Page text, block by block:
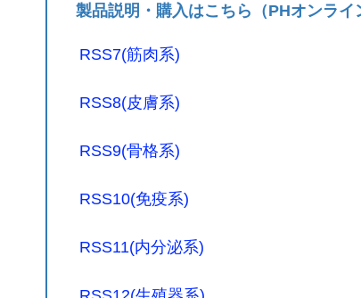
製品説明・購入はこちら（PHオンライ
RSS7(筋肉系)
RSS8(皮膚系)
RSS9(骨格系)
RSS10(免疫系)
RSS11(内分泌系)